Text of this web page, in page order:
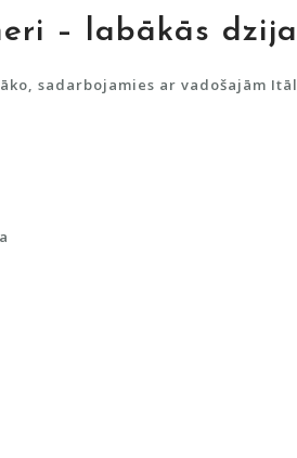
– labākās
sadarbojamies ar vadošajām